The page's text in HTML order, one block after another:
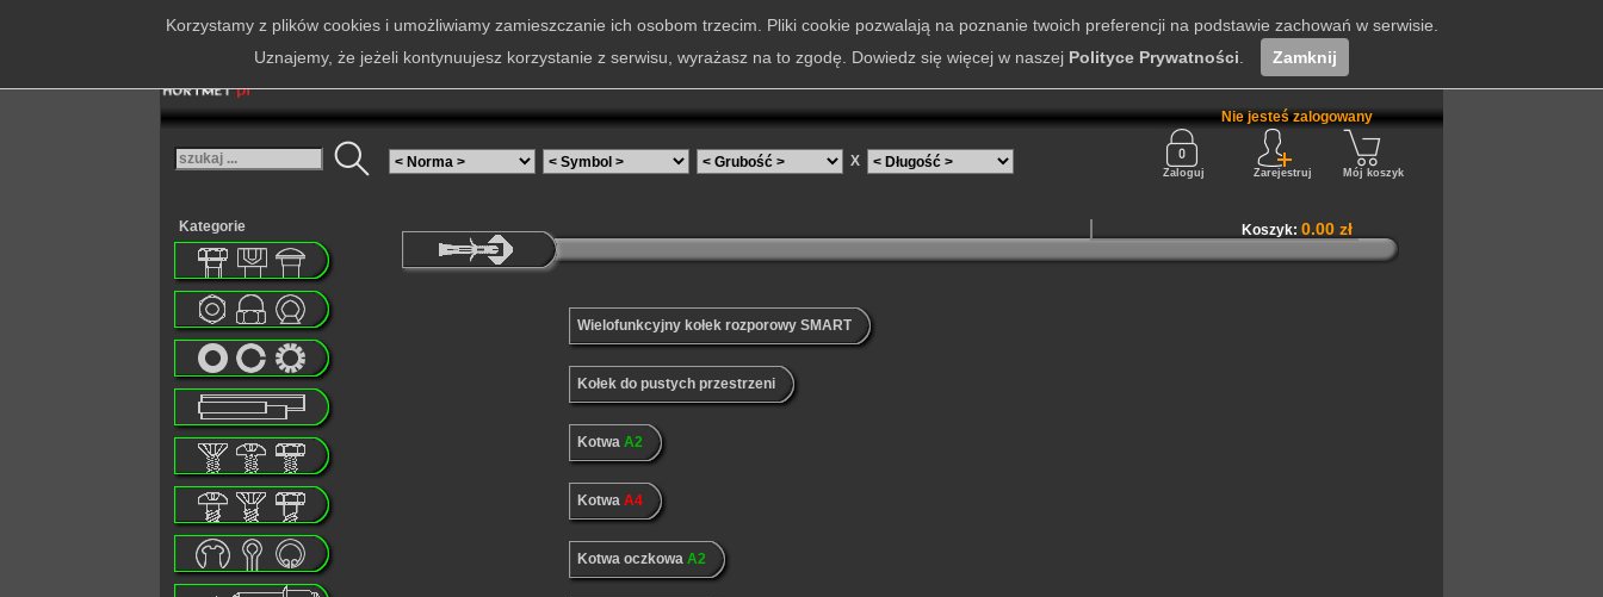
X
Nie jesteś zalogowany
Zaloguj Zarejestruj Mój koszyk
Kategorie
Wielofunkcyjny kołek rozporowy SMART
Kołek do pustych przestrzeni
Kotwa A2
Kotwa A4
Kotwa oczkowa A2
Koszyk: 0.00 zł
Korzystamy z plików cookies i umożliwiamy zamieszczanie ich osobom trzecim. Pliki cookie pozwalają na poznanie twoich preferencji na podstawie zachowań w serwisie.
Uznajemy, że jeżeli kontynuujesz korzystanie z serwisu, wyrażasz na to zgodę. Dowiedz się więcej w naszej Polityce Prywatności Zamknij